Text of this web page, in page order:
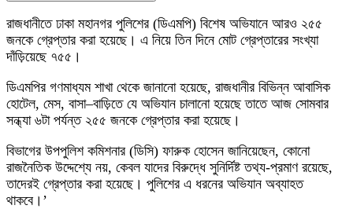
রাজধানীতে ঢাকা মহানগর পুলিশের (ডিএমপি) বিশেষ অভিযানে আরও ২৫৫
জনকে গ্রেপ্তার করা হয়েছে। এ নিয়ে তিন দিনে মোট গ্রেপ্তারের সংখ্যা
দাঁড়িয়েছে ৭৫৫।
ডিএমপির গণমাধ্যম শাখা থেকে জানানো হয়েছে, রাজধানীর বিভিন্ন আবাসিক
হোটেল, মেস, বাসা–বাড়িতে যে অভিযান চালানো হয়েছে তাতে আজ সোমবার
সন্ধ্যা ৬টা পর্যন্ত ২৫৫ জনকে গ্রেপ্তার করা হয়েছে।
বিভাগের উপপুলিশ কমিশনার (ডিসি) ফারুক হোসেন জানিয়েছেন, কোনো
রাজনৈতিক উদ্দেশ্যে নয়, কেবল যাদের বিরুদ্ধে সুনির্দিষ্ট তথ্য-প্রমাণ রয়েছে,
তাদেরই গ্রেপ্তার করা হয়েছে। পুলিশের এ ধরনের অভিযান অব্যাহত
থাকবে।’